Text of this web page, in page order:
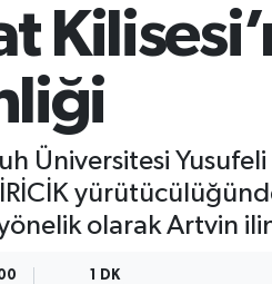
Üniversitesi
olarak Artvin
1 DK